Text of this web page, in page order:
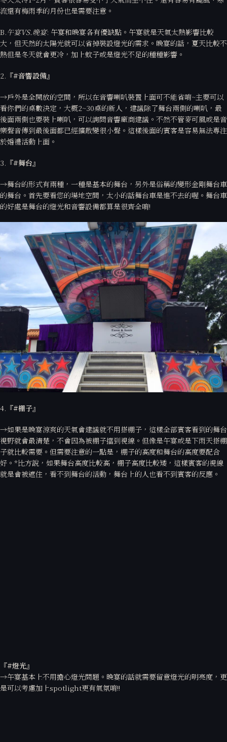
流還有梅雨季的月份也是需要注意。
B.午宴VS.晚宴: 午宴和晚宴各有優缺點。午宴就是天氣太熱影響比較
大，但天然的太陽光就可以省掉裝設燈光的需求。晚宴的話，夏天比較不
熱但是冬天就會更冷，加上蚊子或是燈光不足的種種影響。
2. 『#音響設備』
→戶外是全開放的空間，所以在音響喇叭裝置上面可不能省唷~主要可以
看你們的桌數決定，大概2~30桌的新人，建議除了舞台兩側的喇叭，最
後面兩側也要裝上喇叭，可以詢問音響廠商建議。不然不管麥可風或是音
樂聲音傳到最後面都已經擴散變很小聲。這樣後面的賓客是容易無法專注
於婚禮活動上面。
3. 『#舞台』
→舞台的形式有兩種，一種是基本的舞台，另外是俗稱的變形金剛舞台車
的舞台。首先要看您的場地空間，太小的話舞台車是進不去的喔。舞台車
的好處是舞台的燈光和音響設備都算是很齊全唷!
4. 『#棚子』
→如果是晚宴涼爽的天氣會建議就不用搭棚子，這樣全部賓客看到的舞台
視野就會最清楚，不會因為被棚子擋到視線。但像是午宴或是下雨天搭棚
子就比較需要。但需要注意的一點是，棚子的高度和舞台的高度要配合
好。*比方說，如果舞台高度比較高，棚子高度比較矮，這樣賓客的視線
就是會被遮住，看不到舞台的活動，舞台上的人也看不到賓客的反應。
『#燈光』
→午宴基本上不用擔心燈光問題。晚宴的話就需要留意燈光的明亮度，更
是可以考慮加上spotlight更有氣氛唷!!